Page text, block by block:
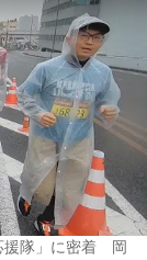
援隊」に密着 岡